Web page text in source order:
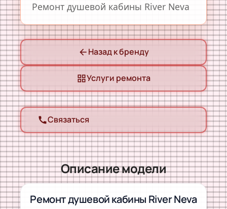
Ремонт душевой кабины River Neva
arrow_back Назад к бренду
grid_viewУслуги ремонта
callСвязаться
Описание модели
Ремонт душевой кабины River Neva